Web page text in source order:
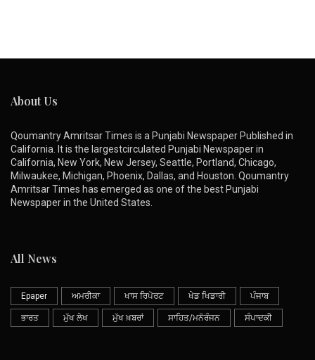
About Us
Qoumantry Amritsar Times is a Punjabi Newspaper Published in
California. It is the largestcirculated Punjabi Newspaper in
California, New York, New Jersey, Seattle, Portland, Chicago,
Milwaukee, Michigan, Phoenix, Dallas, and Houston. Qoumantry
Amritsar Times has emerged as one of the best Punjabi
Newspaper in the United States.
All News
Epaper ਅਮਰੀਕਾ ਖਾਸ ਰਿਪੋਰਟ ਖੇਡ ਖਿਡਾਰੀ ਪੰਜਾਬ
ਭਾਰਤ ਮੁੱਖ ਲੇਖ ਮੁੱਖ ਖ਼ਬਰਾਂ ਸਾਹਿਤ/ਮਨੋਰੰਜਨ ਸੰਪਾਦਕੀ